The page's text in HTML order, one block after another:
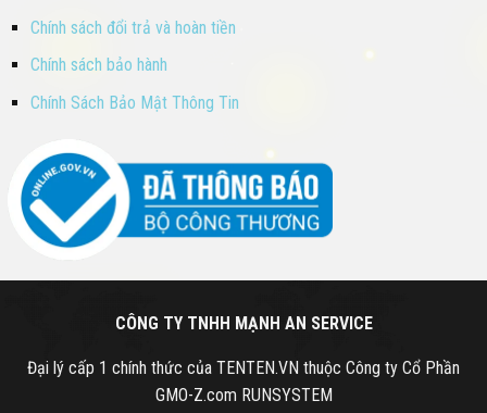
Chính sách đổi trả và hoàn tiền
Chính sách bảo hành
Chính Sách Bảo Mật Thông Tin
CÔNG TY TNHH MẠNH AN SERVICE
Đại lý cấp 1 chính thức của TENTEN.VN thuộc Công ty Cổ Phần
GMO-Z.com RUNSYSTEM